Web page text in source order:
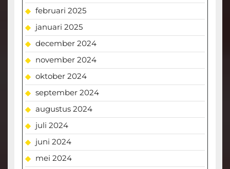
februari 2025
januari 2025
december 2024
november 2024
oktober 2024
september 2024
augustus 2024
juli 2024
juni 2024
mei 2024